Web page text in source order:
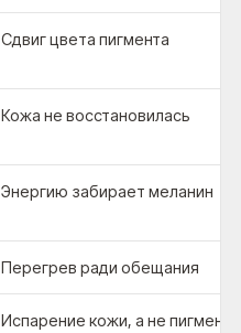
Сдвиг цвета пигмента
Кожа не восстановилась
Энергию забирает меланин
Перегрев ради обещания
Испарение кожи, а не пигмента